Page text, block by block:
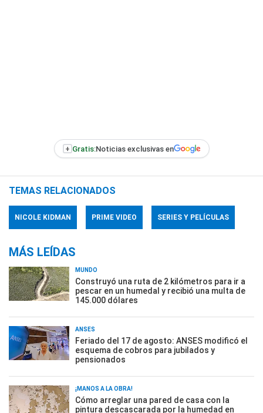
+ Gratis:Noticias exclusivas en
TEMAS RELACIONADOS
NICOLE KIDMAN PRIME VIDEO SERIES Y PELÍCULAS
MÁS LEÍDAS
MUNDO
Construyó una ruta de 2 kilómetros para ir a
pescar en un humedal y recibió una multa de
145.000 dólares
ANSES
Feriado del 17 de agosto: ANSES modificó el
esquema de cobros para jubilados y
pensionados
¡MANOS A LA OBRA!
Cómo arreglar una pared de casa con la
pintura descascarada por la humedad en